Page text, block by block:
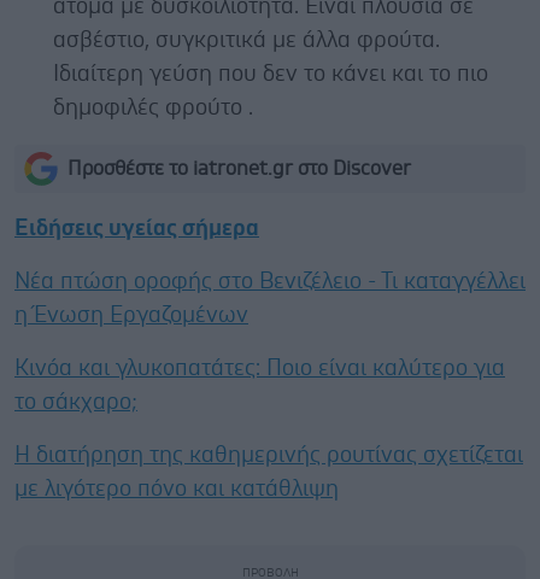
άτομα με δυσκοιλιότητα. Είναι πλούσια σε
ασβέστιο, συγκριτικά με άλλα φρούτα.
Ιδιαίτερη γεύση που δεν το κάνει και το πιο
δημοφιλές φρούτο .
Προσθέστε το iatronet.gr στο Discover
Ειδήσεις υγείας σήμερα
Νέα πτώση οροφής στο Βενιζέλειο - Τι καταγγέλλει
η Ένωση Εργαζομένων
Κινόα και γλυκοπατάτες: Ποιο είναι καλύτερο για
το σάκχαρο;
Η διατήρηση της καθημερινής ρουτίνας σχετίζεται
με λιγότερο πόνο και κατάθλιψη